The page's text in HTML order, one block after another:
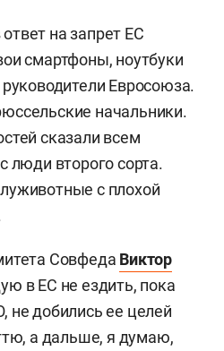
на запрет ЕС
смартфоны, ноутбуки
Евросоюза.
начальники.
сказали всем
люди второго сорта.
с плохой
Совфеда Виктор
в ЕС не ездить, пока
добились ее целей
а дальше, я думаю,